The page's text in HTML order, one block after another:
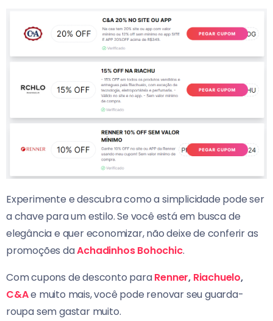
Experimente e descubra como a simplicidade pode ser
a chave para um estilo. Se você está em busca de
elegância e quer economizar, não deixe de conferir as
promoções daAchadinhos Bohochic.
Com cupons de desconto paraRenner, Riachuelo,
C&Ae muito mais, você pode renovar seu guarda-
roupa sem gastar muito.